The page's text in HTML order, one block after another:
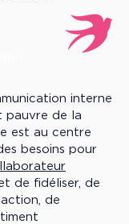
interne
pauvre de la
est au centre
besoins pour
de fidéliser, de
de